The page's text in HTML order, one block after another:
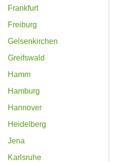
Frankfurt
Freiburg
Gelsenkirchen
Greifswald
Hamm
Hamburg
Hannover
Heidelberg
Jena
Karlsruhe